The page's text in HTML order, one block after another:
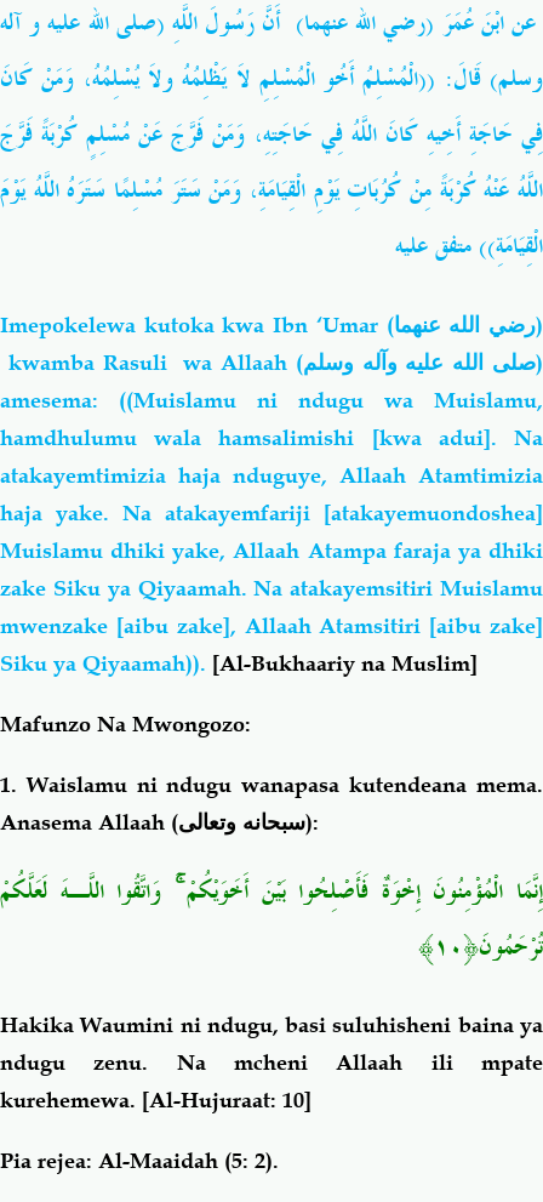
Chemsha Bongo Vitabu
Mapishi
عن ابْنَ عُمَرَ (رضي الله عنهما) أَنَّ رَسُولَ اللَّهِ (صلى الله عليه و آله
وسلم) قَالَ: ((الْمُسْلِمُ أَخُو الْمُسْلِمِ لاَ يَظْلِمُهُ ولاَ يُسْلِمُهُ، وَمَنْ كَانَ
فِي حَاجَةِ أَخِيهِ كَانَ اللَّهُ فِي حَاجَتِهِ، وَمَنْ فَرَّجَ عَنْ مُسْلِمٍ كُرْبَةً فَرَّجَ
اللَّهُ عَنْهُ كُرْبَةً مِنْ كُرُبَاتِ يَوْمِ الْقِيَامَةِ، وَمَنْ سَتَرَ مُسْلِمًا سَتَرَهُ اللَّهُ يَوْمَ
الْقِيَامَةِ)) متفق عليه
Imepokelewa kutoka kwa Ibn ‘Umar (رضي الله عنهما)
kwamba Rasuli wa Allaah (صلى الله عليه وآله وسلم)
amesema: ((Muislamu ni ndugu wa Muislamu,
hamdhulumu wala hamsalimishi [kwa adui]. Na
atakayemtimizia haja nduguye, Allaah Atamtimizia
haja yake. Na atakayemfariji [atakayemuondoshea]
Muislamu dhiki yake, Allaah Atampa faraja ya dhiki
zake Siku ya Qiyaamah. Na atakayemsitiri Muislamu
mwenzake [aibu zake], Allaah Atamsitiri [aibu zake]
Siku ya Qiyaamah)). [Al-Bukhaariy na Muslim]
Mafunzo Na Mwongozo:
1. Waislamu ni ndugu wanapasa kutendeana mema.
Anasema Allaah (سبحانه وتعالى):
إِنَّمَا الْمُؤْمِنُونَ إِخْوَةٌ فَأَصْلِحُوا بَيْنَ أَخَوَيْكُمْۚ وَاتَّقُوا اللَّـهَ لَعَلَّكُمْ
تُرْحَمُونَ﴿١٠﴾
Hakika Waumini ni ndugu, basi suluhisheni baina ya
ndugu zenu. Na mcheni Allaah ili mpate
kurehemewa. [Al-Hujuraat: 10]
Pia rejea: Al-Maaidah (5: 2).